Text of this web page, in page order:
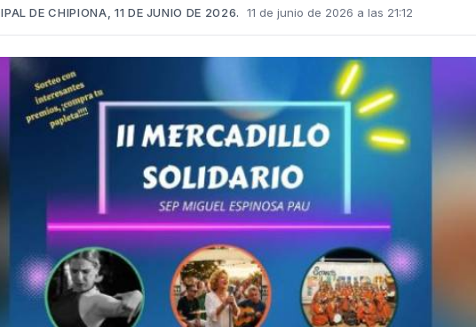
DE CHIPIONA, 11 DE JUNIO DE 2026. 11 de junio de 2026 a las 21:12